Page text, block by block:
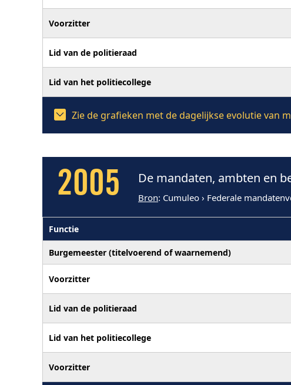
Voorzitter
Lid van de politieraad
Lid van het politiecollege
Zie de grafieken met de dagelijkse evolutie van
2005 De mandaten, ambten en
Bron: Cumuleo › Federale
Functie
Burgemeester (titelvoerend of waarnemend)
Voorzitter
Lid van de politieraad
Lid van het politiecollege
Voorzitter